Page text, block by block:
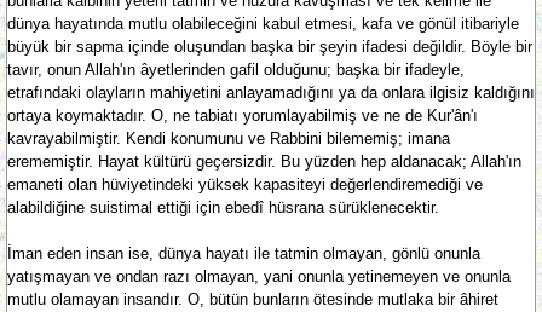
dünya hayatında mutlu olabileceğini kabul etmesi, kafa ve gönül itibariyle
büyük bir sapma içinde oluşundan başka bir şeyin ifadesi değildir. Böyle bir
tavır, onun Allah'ın âyetlerinden gafil olduğunu; başka bir ifadeyle,
etrafındaki olayların mahiyetini anlayamadığını ya da onlara ilgisiz kaldığını
ortaya koymaktadır. O, ne tabiatı yorumlayabilmiş ve ne de Kur'ân'ı
kavrayabilmiştir. Kendi konumunu ve Rabbini bilememiş; imana
erememiştir. Hayat kültürü geçersizdir. Bu yüzden hep aldanacak; Allah'ın
emaneti olan hüviyetindeki yüksek kapasiteyi değerlendiremediği ve
alabildiğine suistimal ettiği için ebedî hüsrana sürüklenecektir.
İman eden insan ise, dünya hayatı ile tatmin olmayan, gönlü onunla
yatışmayan ve ondan razı olmayan, yani onunla yetinemeyen ve onunla
mutlu olamayan insandır. O, bütün bunların ötesinde mutlaka bir âhiret